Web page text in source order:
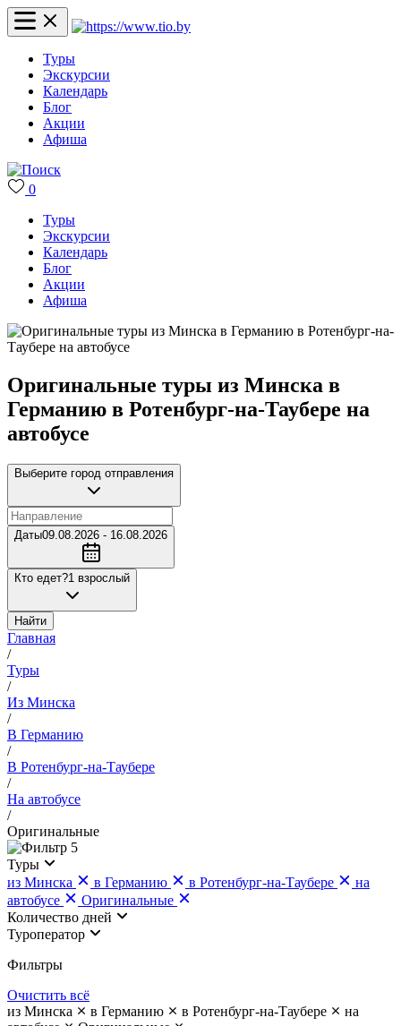
Туры
Экскурсии
Календарь
Блог
Акции
Афиша
0
Туры
Экскурсии
Календарь
Блог
Акции
Афиша
Оригинальные туры из Минска в
Германию в Ротенбург-на-Таубере на
автобусе
Выберите город отправления
Даты09.08.2026 - 16.08.2026
Кто едет?1 взрослый
Найти
Главная
/
Туры
/
Из Минска
/
В Германию
/
В Ротенбург-на-Таубере
/
На автобусе
/
Оригинальные
5
Туры
из Минска
в Германию в Ротенбург-на-Таубере
на
автобусе
Оригинальные
Количество дней
Туроператор
Фильтры
Очистить всё
из Минска
в Германию в Ротенбург-на-Таубере
на